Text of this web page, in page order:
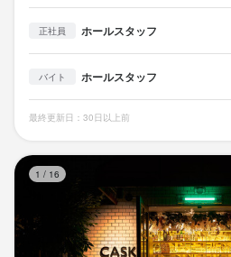
正社員 ホールスタッフ
バイト ホールスタッフ
最終更新日：30日以上前
1 / 16
最終更新日2026/07/02
042-226-7667
法人名・事業者名
株式会社overwhelming
最終更新日2026/07/24
連絡先
042-226-7667
法人名・事業者名
株式会社overwhelming
最終更新日2026/07/02